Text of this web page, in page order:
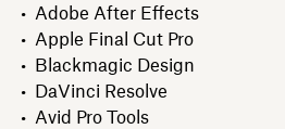
Adobe After Effects
Apple Final Cut Pro
Blackmagic Design
DaVinci Resolve
Avid Pro Tools